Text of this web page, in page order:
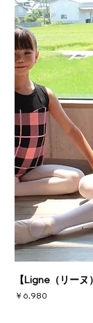
【Ligne（リーヌ
価格
￥6,980